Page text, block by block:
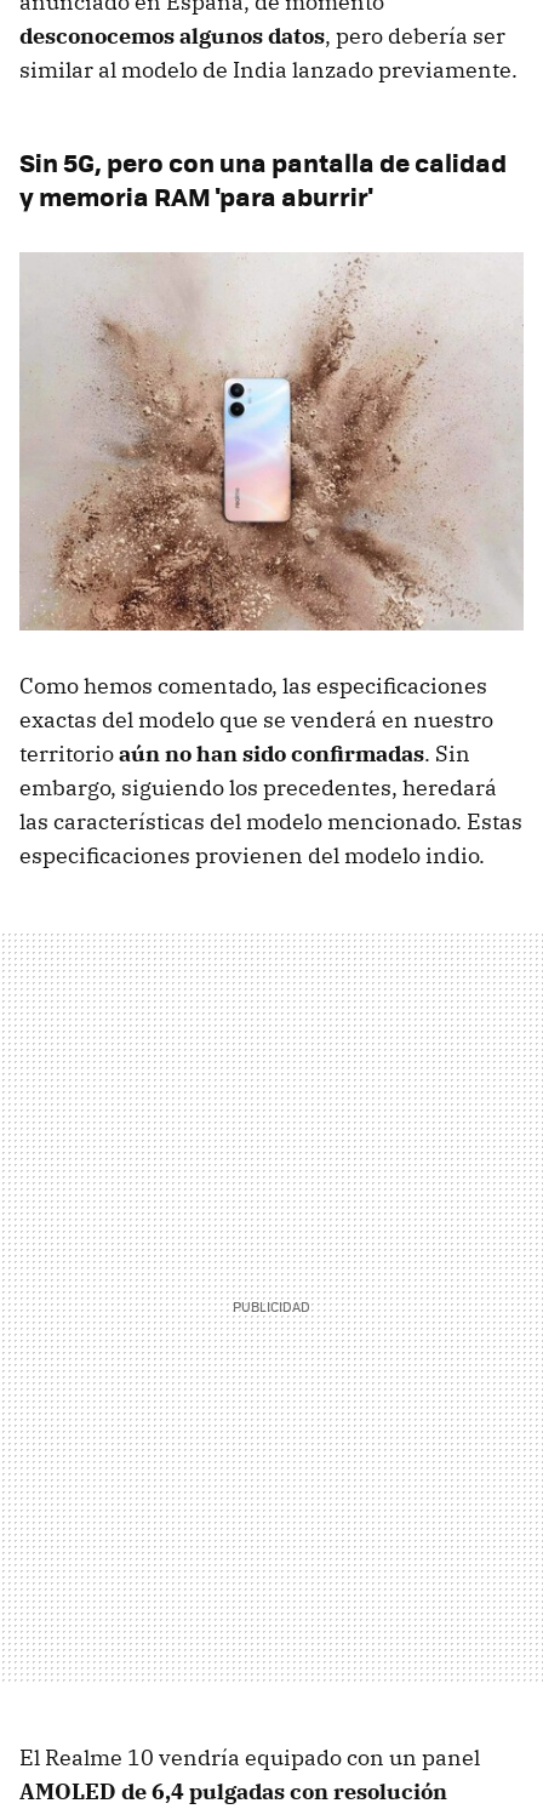
desconocemos algunos datos, pero debería ser
similar al modelo de India lanzado previamente.
Sin 5G, pero con una pantalla de calidad
y memoria RAM 'para aburrir'
Como hemos comentado, las especificaciones
exactas del modelo que se venderá en nuestro
territorioaún no han sido confirmadas. Sin
embargo, siguiendo los precedentes, heredará
las características del modelo mencionado. Estas
especificaciones provienen del modelo indio.
El Realme 10 vendría equipado con un panel
AMOLED de 6,4 pulgadas con resolución